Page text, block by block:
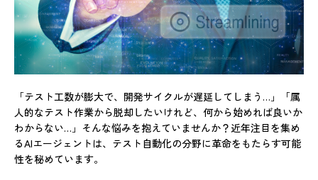
「テスト工数が膨大で、開発サイクルが遅延してしまう…」「属
人的なテスト作業から脱却したいけれど、何から始めれば良いか
わからない…」そんな悩みを抱えていませんか？近年注目を集め
るAIエージェントは、テスト自動化の分野に革命をもたらす可能
性を秘めています。